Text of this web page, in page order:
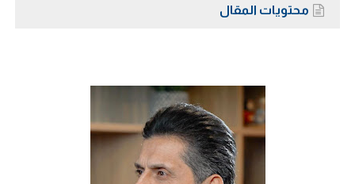
محتويات المقال